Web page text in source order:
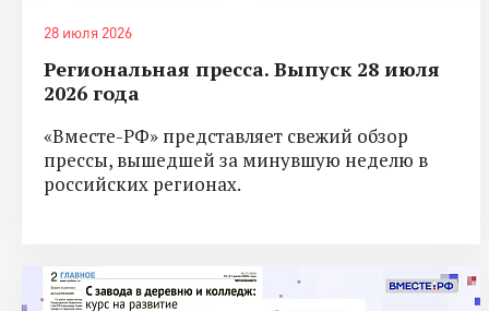
28 июля 2026
Региональная пресса. Выпуск 28 июля
2026 года
«Вместе-РФ» представляет свежий обзор
прессы, вышедшей за минувшую неделю в
российских регионах.